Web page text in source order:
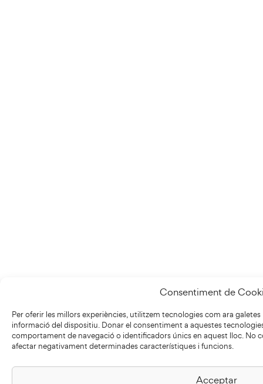
Consentiment de
Per oferir les millors experiències, utilitzem tecnologies com ara
informació del dispositiu. Donar el consentiment a aquestes
comportament de navegació o identificadors únics en aquest lloc. No
afectar negativament determinades característiques i funcions.
Acceptar